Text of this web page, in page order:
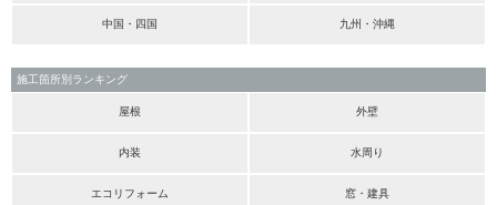
中国・四国 九州・沖縄
施工箇所別ランキング
屋根 外壁
内装 水周り
エコリフォーム 窓・建具